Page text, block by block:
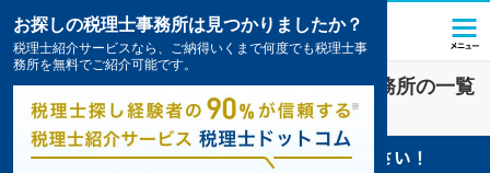
福島市で節税対策を扱う税理士・会計事務所の一覧
2件掲載中
お探しの税理士事務所は見つかりましたか？
税理士紹介サービスなら、ご納得いくまで何度でも税理士事
務所を無料でご紹介可能です。